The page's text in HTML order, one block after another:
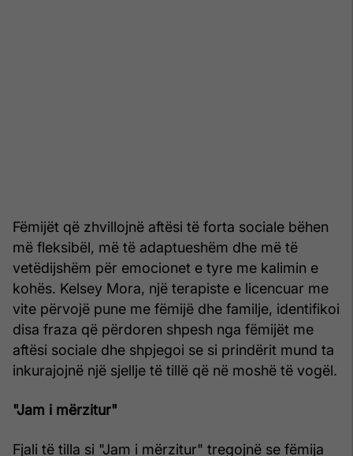
Fëmijët që zhvillojnë aftësi të forta sociale bëhen
më fleksibël, më të adaptueshëm dhe më të
vetëdijshëm për emocionet e tyre me kalimin e
kohës. Kelsey Mora, një terapiste e licencuar me
vite përvojë pune me fëmijë dhe familje, identifikoi
disa fraza që përdoren shpesh nga fëmijët me
aftësi sociale dhe shpjegoi se si prindërit mund ta
inkurajojnë një sjellje të tillë që në moshë të vogël.
"Jam i mërzitur"
Fjali të tilla si "Jam i mërzitur" tregojnë se fëmija